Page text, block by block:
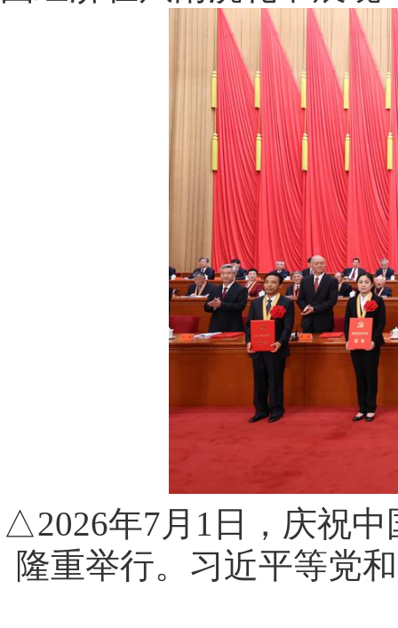
△2026年7月1日，庆祝
隆重举行。习近平等党